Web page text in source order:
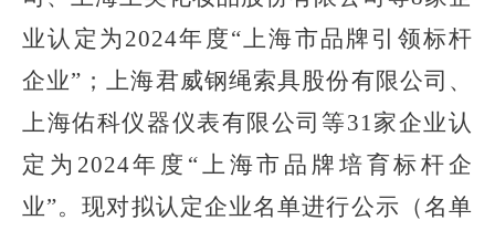
业认定为2024年度“上海市品牌引领标杆
企业”；上海君威钢绳索具股份有限公司、
上海佑科仪器仪表有限公司等31家企业认
定为2024年度“上海市品牌培育标杆企
业”。现对拟认定企业名单进行公示（名单